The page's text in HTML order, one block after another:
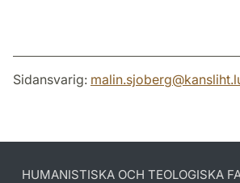
Sidansvarig: malin.sjoberg@
HUMANISTISKA OCH TEOLOGISKA